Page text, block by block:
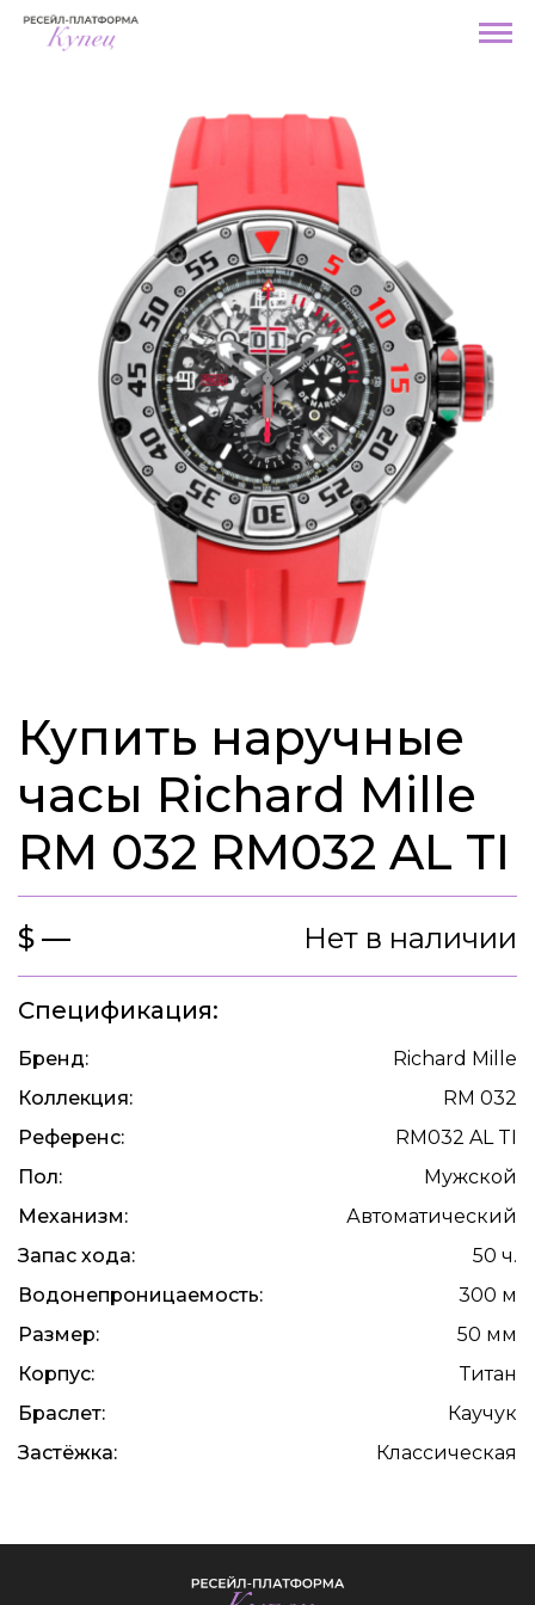
Купить наручные
часы Richard Mille
RM 032 RM032 AL TI
$ — Нет в наличии
Спецификация:
Бренд:
Richard Mille
Коллекция:
RM 032
Референс:
RM032 AL TI
Пол:
Мужской
Механизм:
Автоматический
Запас хода:
50 ч.
Водонепроницаемость:
300 м
Размер:
50 мм
Корпус:
Титан
Браслет:
Каучук
Застёжка:
Классическая